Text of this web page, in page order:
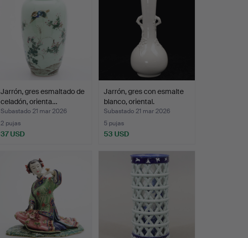
Jarrón, gres esmaltado de
celadón, orienta…
Subastado 21 mar 2026
2 pujas
37 USD
Jarrón, gres con esmalte
blanco, oriental.
Subastado 21 mar 2026
5 pujas
53 USD